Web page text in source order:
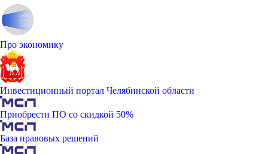
Про экономику
Инвестиционный портал Челябинской области
Приобрести ПО со скидкой 50%
База правовых решений